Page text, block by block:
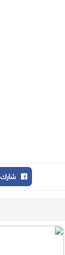
شارك